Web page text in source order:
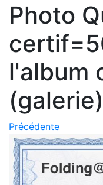
Photo
l'album
(galerie)
Précédente